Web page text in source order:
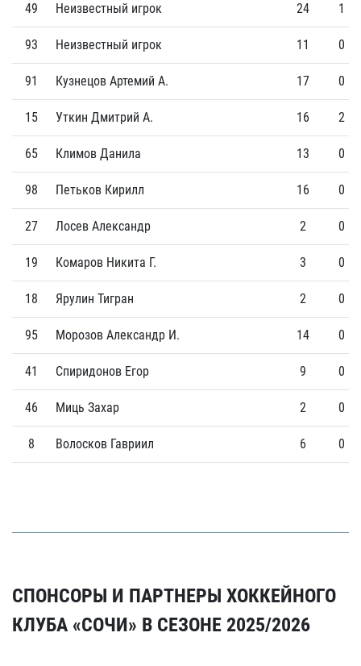
49 Неизвестный игрок 24 1
93 Неизвестный игрок 11 0
91 Кузнецов Артемий А. 17 0
15 Уткин Дмитрий А. 16 2
65 Климов Данила 13 0
98 Петьков Кирилл 16 0
27 Лосев Александр 2 0
19 Комаров Никита Г. 3 0
18 Ярулин Тигран 2 0
95 Морозов Александр И. 14 0
41 Спиридонов Егор 9 0
46 Миць Захар 2 0
8 Волосков Гавриил 6 0
СПОНСОРЫ И ПАРТНЕРЫ ХОККЕЙНОГО
КЛУБА «СОЧИ» В СЕЗОНЕ 2025/2026